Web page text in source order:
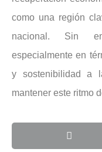
como una región
nacional. Sin
especialmente en
y sostenibilidad a
mantener este ritmo